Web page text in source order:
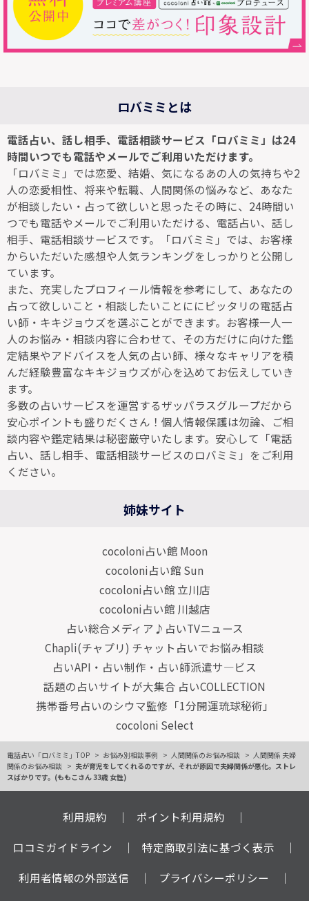
ロバミミとは
電話占い、話し相手、電話相談サービス「ロバミミ」は24
時間いつでも電話やメールでご利用いただけます。
「ロバミミ」では恋愛、結婚、気になるあの人の気持ちや2
人の恋愛相性、将来や転職、人間関係の悩みなど、あなた
が相談したい・占って欲しいと思ったその時に、24時間い
つでも電話やメールでご利用いただける、電話占い、話し
相手、電話相談サービスです。「ロバミミ」では、お客様
からいただいた感想や人気ランキングをしっかりと公開し
ています。
また、充実したプロフィール情報を参考にして、あなたの
占って欲しいこと・相談したいことににピッタリの電話占
い師・キキジョウズを選ぶことができます。お客様一人一
人のお悩み・相談内容に合わせて、その方だけに向けた鑑
定結果やアドバイスを人気の占い師、様々なキャリアを積
んだ経験豊富なキキジョウズが心を込めてお伝えしていき
ます。
多数の占いサービスを運営するザッパラスグループだから
安心ポイントも盛りだくさん！個人情報保護は勿論、ご相
談内容や鑑定結果は秘密厳守いたします。安心して「電話
占い、話し相手、電話相談サービスのロバミミ」をご利用
ください。
姉妹サイト
cocoloni占い館 Moon
cocoloni占い館 Sun
cocoloni占い館 立川店
cocoloni占い館 川越店
占い総合メディア♪占いTVニュース
Chapli(チャプリ) チャット占いでお悩み相談
占いAPI・占い制作・占い師派遣サ―ビス
話題の占いサイトが大集合 占いCOLLECTION
携帯番号占いのシウマ監修「1分開運琉球秘術」
cocoloni Select
電話占い「ロバミミ」TOP お悩み別相談事例 人間関係のお悩み相談
人間関係 夫婦
関係のお悩み相談
夫が育児をしてくれるのですが、それが原因で夫婦関係が悪化。ストレ
スばかりです。(ももこさん 33歳 女性)
利用規約
ポイント利用規約
口コミガイドライン
特定商取引法に基づく表示
利用者情報の外部送信
プライバシーポリシー